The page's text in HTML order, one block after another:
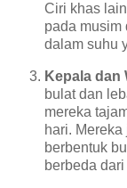
Ciri khas
pada musim
dalam suhu
Kepala dan
bulat dan
mereka
hari.
berbentuk
berbeda